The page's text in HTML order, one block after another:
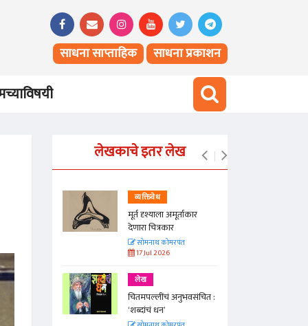
साधना साप्ताहिक साधना प्रकाशन
लेखकाचे इतर लेख
कवी
व्यक्तिवेध
मूर्त दृश्याला अमूर्ताकार
देणारा चित्रकार
सोमनाथ कोमरपंत
17 Jul 2026
लेख
चितमपल्लींचं अनुभवसंचित :
‘शब्दांचं धन’